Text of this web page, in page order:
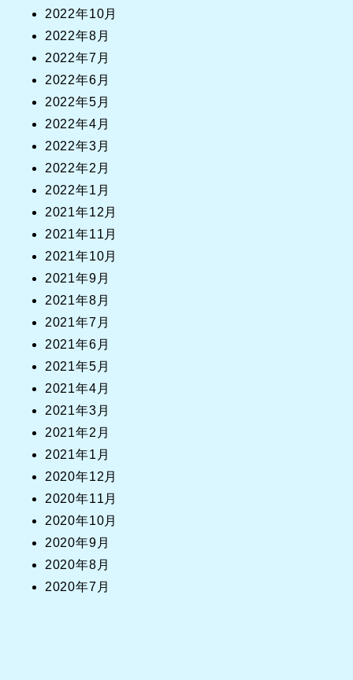
2022年10月
2022年8月
2022年7月
2022年6月
2022年5月
2022年4月
2022年3月
2022年2月
2022年1月
2021年12月
2021年11月
2021年10月
2021年9月
2021年8月
2021年7月
2021年6月
2021年5月
2021年4月
2021年3月
2021年2月
2021年1月
2020年12月
2020年11月
2020年10月
2020年9月
2020年8月
2020年7月